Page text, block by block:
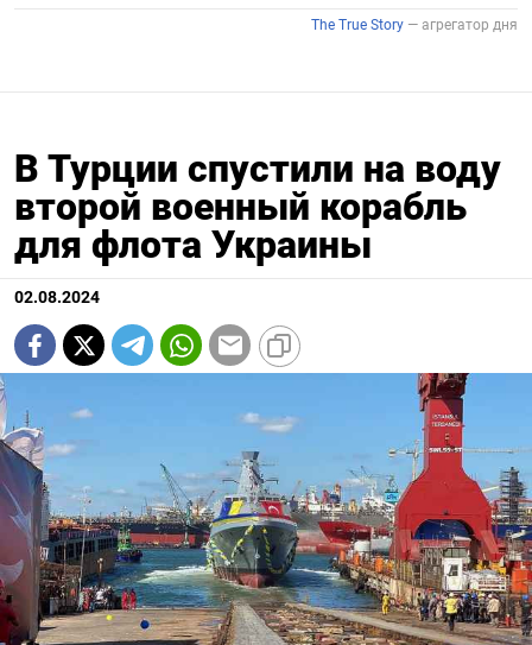
В Турции спустили на воду
второй военный корабль
для флота Украины
02.08.2024